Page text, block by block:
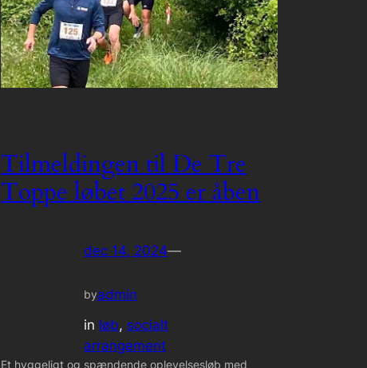
Tilmeldingen til De Tre
Toppe løbet 2025 er åben
dec 14, 2024—
byadmin
in løb, socialt
arrangement
Et hyggeligt og spændende oplevelsesløb med